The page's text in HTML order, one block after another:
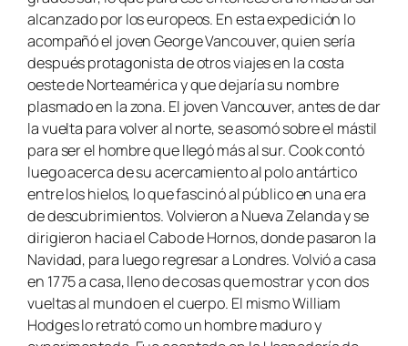
alcanzado por los europeos. En esta expedición lo
acompañó el joven George Vancouver, quien sería
después protagonista de otros viajes en la costa
oeste de Norteamérica y que dejaría su nombre
plasmado en la zona. El joven Vancouver, antes de dar
la vuelta para volver al norte, se asomó sobre el mástil
para ser el hombre que llegó más al sur. Cook contó
luego acerca de su acercamiento al polo antártico
entre los hielos, lo que fascinó al público en una era
de descubrimientos. Volvieron a Nueva Zelanda y se
dirigieron hacia el Cabo de Hornos, donde pasaron la
Navidad, para luego regresar a Londres. Volvió a casa
en 1775 a casa, lleno de cosas que mostrar y con dos
vueltas al mundo en el cuerpo. El mismo William
Hodges lo retrató como un hombre maduro y